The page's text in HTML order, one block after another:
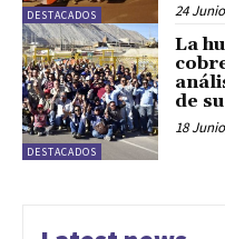
DESTACADOS 24
DESTACADOS
La
de
18